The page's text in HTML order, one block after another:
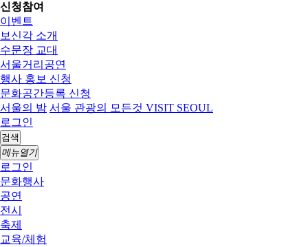
신청참여
이벤트
보신각 소개
수문장 교대
서울거리공연
행사 홍보 신청
문화공간등록 신청
서울의 밤 서울 관광의 모든것 VISIT SEOUL
로그인
검색
메뉴열기
로그인
문화행사
공연
전시
축제
교육/체험